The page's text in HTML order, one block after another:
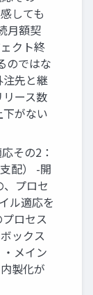
しても
⽉額契
クト終
のではな
注先と継
ース数
がない
その2：
配） -開
プロセ
ル適応を
ロセス
ックス
メイン
製化が